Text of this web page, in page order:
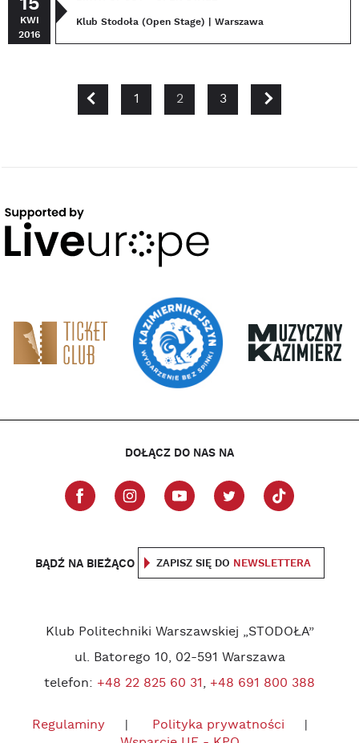
KWI
2016
Klub Stodoła (Open Stage) | Warszawa
POPRZEDNIA
1 2 3 NASTĘPNA
DOŁĄCZ DO NAS NA
BĄDŹ NA BIEŻĄCO ZAPISZ SIĘ DO NEWSLETTERA
Klub Politechniki Warszawskiej „STODOŁA”
ul. Batorego 10, 02-591 Warszawa
telefon: +48 22 825 60 31, +48 691 800 388
Regulaminy
Polityka prywatności